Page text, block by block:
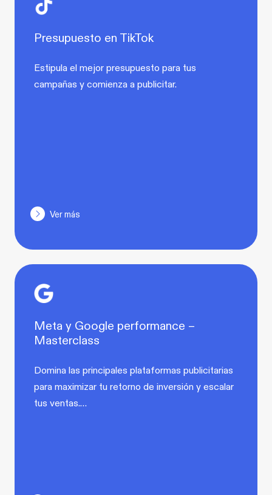
Presupuesto en TikTok
Estipula el mejor presupuesto para tus
campañas y comienza a publicitar.
Ver más
Meta y Google performance –
Masterclass
Domina las principales plataformas publicitarias
para maximizar tu retorno de inversión y escalar
tus ventas.…